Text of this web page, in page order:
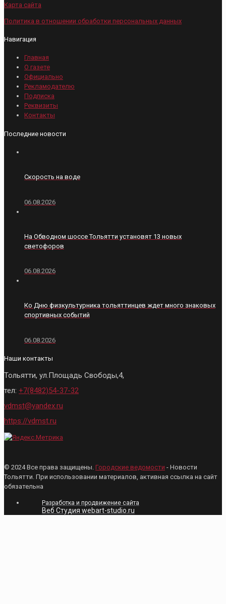
Карта сайта
Политика в отношении обработки персональных данных
Навигация
Главная
О газете
Официально
Рекламодателю
Подписка
Реквизиты
Контакты
Последние новости
Скорость на воде
06.08.2026
На Обводном шоссе Тольятти установят 13 новых
светофоров
06.08.2026
Ко Дню физкультурника тольяттинцев ждет много знаковых
спортивных событий
06.08.2026
Наши контакты
Тольятти, ул.Площадь Свободы,4,
тел: +7(8482)54-37-32
vdmst@yandex.ru
https://vdmst.ru
© 2024 Все права защищены. Городские ведомости - Новости
Тольятти. При использовании материалов, активная ссылка на сайт
обязательна
Разработка и продвижение сайта
Веб Студия webart-studio.ru